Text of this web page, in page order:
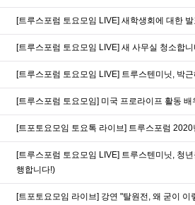
[트루스포럼 토요모임 LIVE] 새학생회에 대한
[트루스포럼 토요모임 LIVE] 새 사무실 청소합
[트루스포럼 토요모임 LIVE] 트루스텐미닛, 박
[트루스포럼 토요모임] 미국 프로라이프 활동 배
[트포토요모임 토요톡 라이브] 트루스포럼
[트루스포럼 토요모임 LIVE] 트루스텐미닛, 청
행합니다!)
[트포토요모임 라이브] 강연 "탈원전, 왜 굳이